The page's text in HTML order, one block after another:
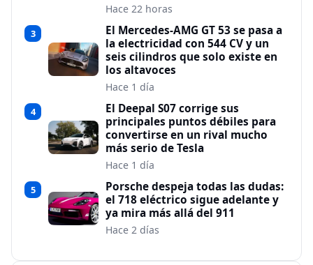
Hace 22 horas
3
El Mercedes-AMG GT 53 se pasa a
la electricidad con 544 CV y un
seis cilindros que solo existe en
los altavoces
Hace 1 día
4
El Deepal S07 corrige sus
principales puntos débiles para
convertirse en un rival mucho
más serio de Tesla
Hace 1 día
5
Porsche despeja todas las dudas:
el 718 eléctrico sigue adelante y
ya mira más allá del 911
Hace 2 días